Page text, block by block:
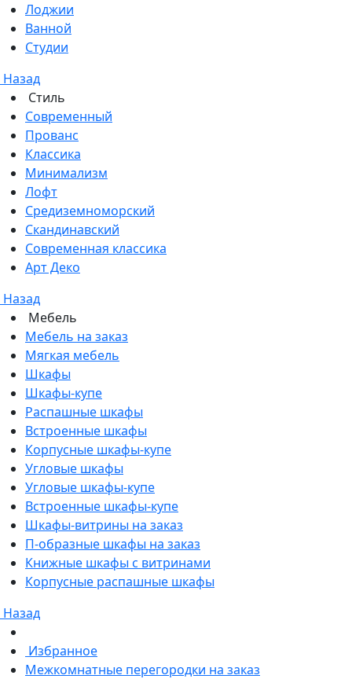
Лоджии
Ванной
Студии
Назад
Стиль
Современный
Прованс
Классика
Минимализм
Лофт
Средиземноморский
Скандинавский
Современная классика
Арт Деко
Назад
Мебель
Мебель на заказ
Мягкая мебель
Шкафы
Шкафы-купе
Распашные шкафы
Встроенные шкафы
Корпусные шкафы-купе
Угловые шкафы
Угловые шкафы-купе
Встроенные шкафы-купе
Шкафы-витрины на заказ
П-образные шкафы на заказ
Книжные шкафы с витринами
Корпусные распашные шкафы
Назад
Избранное
Межкомнатные перегородки на заказ